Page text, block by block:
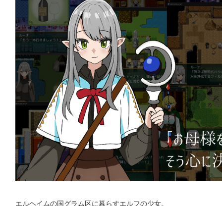
エルヘイムの国グラム区に暮らすエルフの少女。